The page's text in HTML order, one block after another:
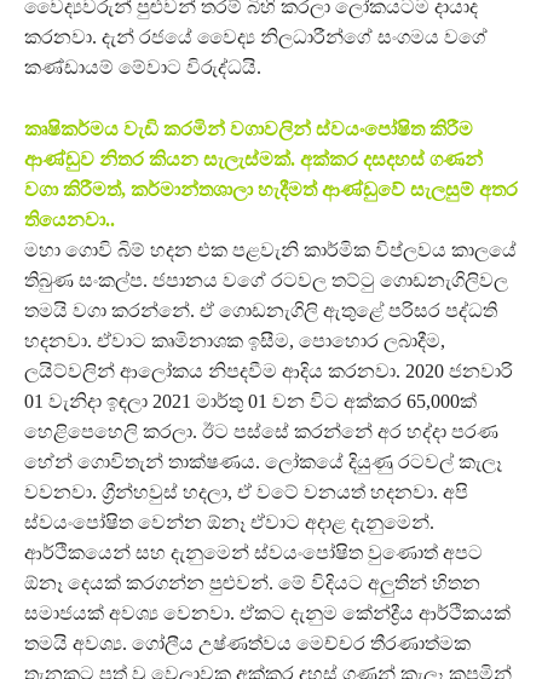
වෛද්‍යවරුන් පුළුවන් තරම් බිහි කරලා ලෝකයටම දායාද
කරනවා. දැන් රජයේ වෛද්‍ය නිලධාරීන්ගේ සංගමය වගේ
කණ්ඩායම් මේවාට විරුද්ධයි.
කෘෂිකර්මය වැඩි කරමින් වගාවලින් ස්වයංපෝෂිත කිරීම
ආණ්ඩුව නිතර කියන සැලැස්මක්. අක්කර දසදහස් ගණන්
වගා කිරීමත්, කර්මාන්තශාලා හැදීමත් ආණ්ඩුවේ සැලසුම් අතර
තියෙනවා..
මහා ගොවි බිම් හදන එක පළවැනි කාර්මික විප්ලවය කාලයේ
තිබුණ සංකල්ප. ජපානය වගේ රටවල තට්ටු ගොඩනැගිලිවල
තමයි වගා කරන්නේ. ඒ ගොඩනැගිලි ඇතුළේ පරිසර පද්ධති
හදනවා. ඒවාට කෘමිනාශක ඉසීම, පොහොර ලබාදීම,
ලයිට්වලින් ආලෝකය නිපදවීම ආදිය කරනවා. 2020 ජනවාරි
01 වැනිදා ඉඳලා 2021 මාර්තු 01 වන විට අක්කර 65,000ක්
හෙළිපෙහෙලි කරලා. ඊට පස්සේ කරන්නේ අර හද්දා පරණ
හේන් ගොවිතැන් තාක්ෂණය. ලෝකයේ දියුණු රටවල් කැලෑ
වවනවා. ග්‍රීන්හවුස් හදලා, ඒ වටේ වනයත් හදනවා. අපි
ස්වයංපෝෂිත වෙන්න ඕනෑ ඒවාට අදාළ දැනුමෙන්.
ආර්ථිකයෙන් සහ දැනුමෙන් ස්වයංපෝෂිත වුණොත් අපට
ඕනෑ දෙයක් කරගන්න පුළුවන්. මේ විදියට අලුතින් හිතන
සමාජයක් අවශ්‍ය වෙනවා. ඒකට දැනුම කේන්ද්‍රීය ආර්ථිකයක්
තමයි අවශ්‍ය. ගෝලීය උෂ්ණත්වය මෙච්චර තීරණාත්මක
තැනකට පත් වූ වෙලාවක අක්කර දහස් ගණන් කැලෑ කපමින්